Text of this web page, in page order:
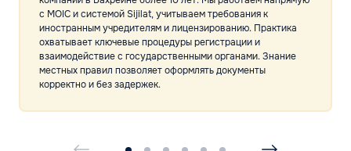
с MOIC и системой Sijilat, учитываем требования к
иностранным учредителям и лицензированию. Практика
охватывает ключевые процедуры регистрации и
взаимодействие с государственными органами. Знание
местных правил позволяет оформлять документы
корректно и без задержек.